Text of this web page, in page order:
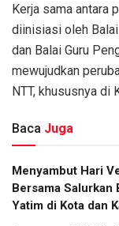
Kerja sama antara
diinisiasi oleh
dan Balai Guru
mewujudkan
NTT, khususnya di
Baca Juga
​Menyambut Hari
Bersama Salurkan
Yatim di Kota dan